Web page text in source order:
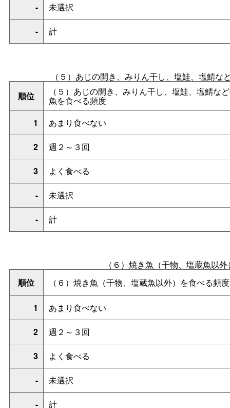
- 未選択
- 計
（５）あじの開き、みりん干し、塩鮭、塩鯖
順位
（５）あじの開き、みりん干し、塩鮭、塩鯖な
魚を食べる頻度
1
あまり食べない
2 週２～３回
3 よく食べる
- 未選択
- 計
（６）焼き魚（干物、塩蔵魚以
順位
（６）焼き魚（干物、塩蔵魚以外）を食べる頻度
1 あまり食べない
2 週２～３回
3 よく食べる
- 未選択
- 計